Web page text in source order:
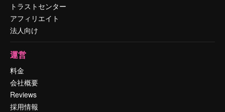
トラストセンター
アフィリエイト
法人向け
運営
料金
会社概要
Reviews
採用情報